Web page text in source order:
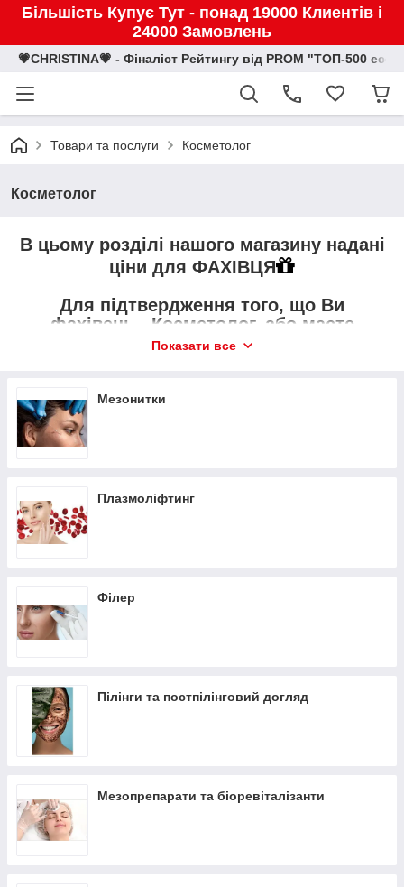
Більшість Купує Тут - понад 19000 Клиентів і
24000 Замовлень
💗CHRISTINA💗 - Фіналіст Рейтингу від PROM "ТОП-500
Товари та послуги Косметолог
Косметолог
В цьому розділі нашого магазину надані
ціни для ФАХІВЦЯ
Для підтвердження того, що Ви
фахівець - Косметолог, або маєте
Медичну Освіту, Вам потрібно
E-mail: christinabizua@i.ua
або на
Показати все
Мезонитки
Плазмоліфтинг
Філер
Пілінги та постпілінговий догляд
Мезопрепарати та біоревіталізанти